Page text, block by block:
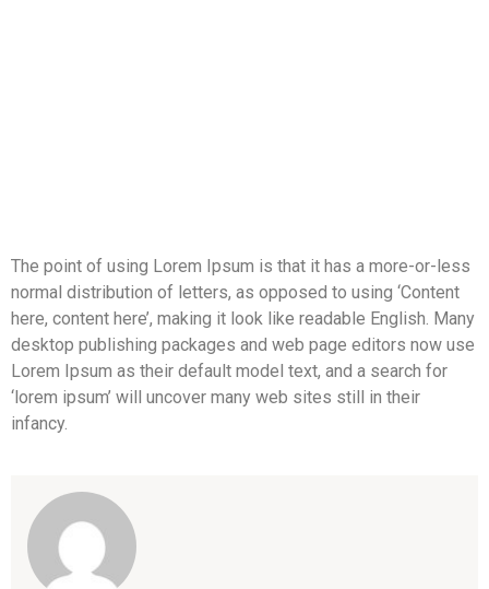
The point of using Lorem Ipsum is that it has a more-or-less
normal distribution of letters, as opposed to using ‘Content
here, content here’, making it look like readable English. Many
desktop publishing packages and web page editors now use
Lorem Ipsum as their default model text, and a search for
‘lorem ipsum’ will uncover many web sites still in their
infancy.